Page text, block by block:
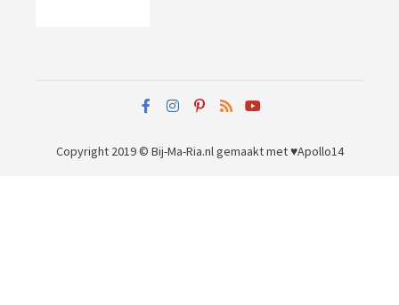
Copyright 2019 © Bij-Ma-Ria.nlgemaakt met ♥Apollo14